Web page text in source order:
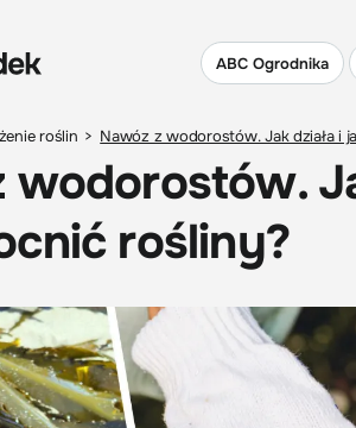
ABC Ogrodnika
roślin > Nawóz z wodorostów. Jak działa i
wodorostów.
rośliny?